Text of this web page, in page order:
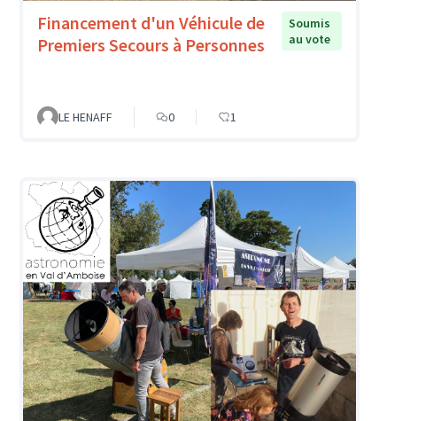
Financement d'un Véhicule de
Premiers Secours à Personnes
Soumis
au vote
LE HENAFF 0 1